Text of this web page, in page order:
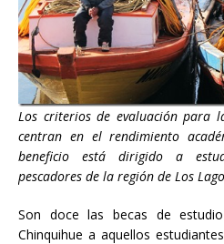
Los criterios de evaluación para
centran en el rendimiento
beneficio está dirigido a
pescadores de la región de Los
Son doce las becas de
Chinquihue a aquellos